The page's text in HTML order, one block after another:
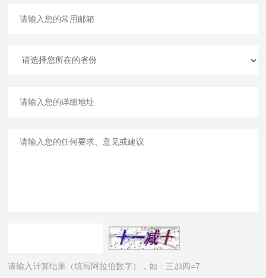
请输入计算结果（填写阿拉伯数字），如：三加四=7